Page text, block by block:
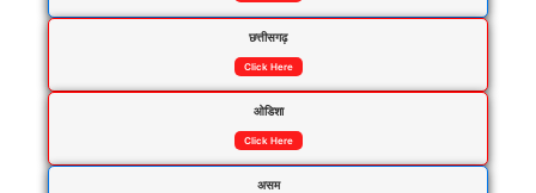
छत्तीसगढ़
Click Here
ओडिशा
Click Here
असम